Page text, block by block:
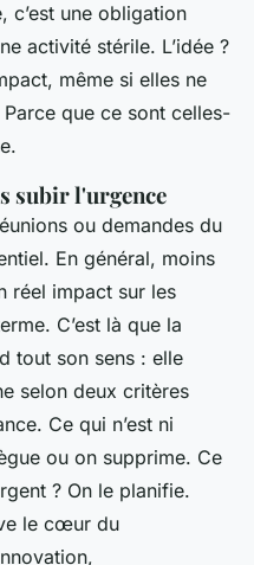
c’est une obligation
activité stérile. L’idée ?
même si elles ne
que ce sont celles-
subir l'urgence
ou demandes du
En général, moins
réel impact sur les
C’est là que la
tout son sens : elle
selon deux critères
Ce qui n’est ni
ou on supprime. Ce
? On le planifie.
le cœur du